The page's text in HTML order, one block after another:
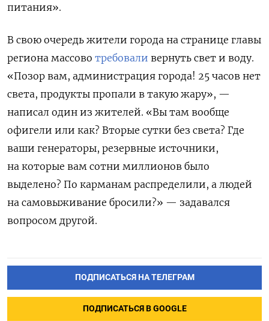
питания».
В свою очередь жители города на странице главы
региона массово требовали вернуть свет и воду.
«Позор вам, администрация города! 25 часов нет
света, продукты пропали в такую жару», —
написал один из жителей. «Вы там вообще
офигели или как? Вторые сутки без света? Где
ваши генераторы, резервные источники,
на которые вам сотни миллионов было
выделено? По карманам распределили, а людей
на самовыживание бросили?» — задавался
вопросом другой.
ПОДПИСАТЬСЯ НА ТЕЛЕГРАМ
ПОДПИСАТЬСЯ В GOOGLE